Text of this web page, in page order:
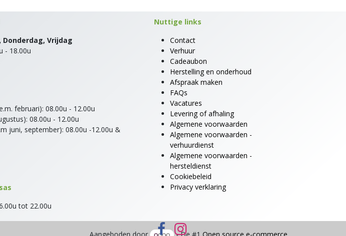
Donderdag, Vrijdag
- 18.00u
februari): 08.00u - 12.00u
08.00u - 12.00u
juni, september): 08.00u -12.00u &
tot 22.00u
Nuttige links
Contact
Verhuur
Cadeaubon
Herstelling en onderhoud
Afspraak maken
FAQs
Vacatures
Levering of afhaling
Algemene voorwaarden
Algemene voorwaarden -
verhuurdienst
Algemene voorwaarden -
hersteldienst
Cookiebeleid
Privacy verklaring